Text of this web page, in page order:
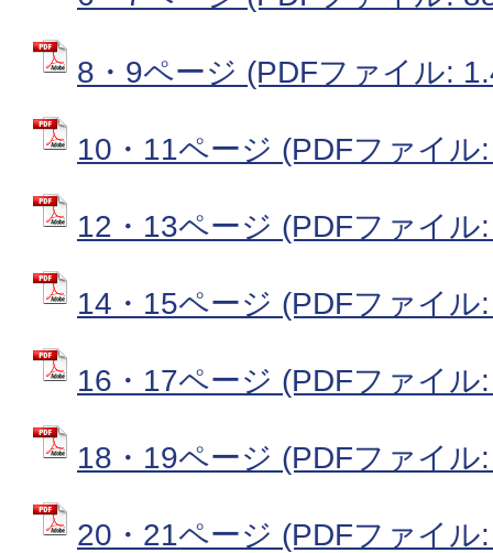
8・9ページ (PDFファイル:
10・11ページ (PDFファイル
12・13ページ (PDFファイル
14・15ページ (PDFファイル
16・17ページ (PDFファイル
18・19ページ (PDFファイル
20・21ページ (PDFファイル